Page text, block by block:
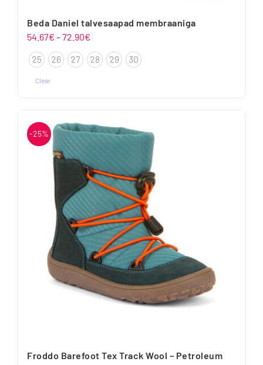
Beda Daniel talvesaapad membraaniga
54.67€ –72.90€
54.67€
kuni
25 26 27 28 29 30
Clear
on
mitu
varianti.
Valikuid
tootelehel.
-25%
Froddo Barefoot Tex Track Wool – Petroleum